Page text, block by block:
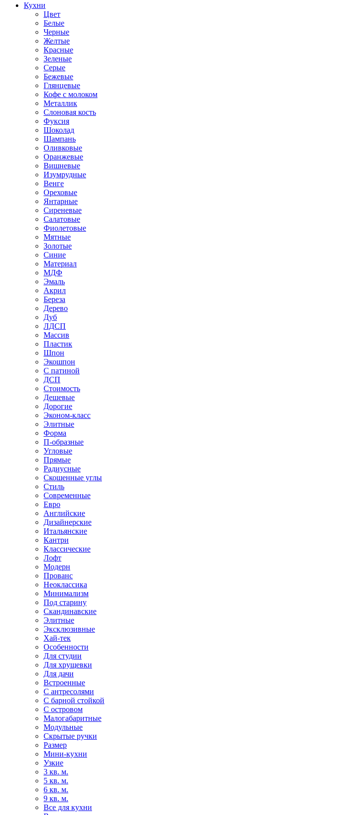
Кухни
Цвет
Белые
Черные
Желтые
Красные
Зеленые
Серые
Бежевые
Глянцевые
Кофе с молоком
Металлик
Слоновая кость
Фуксия
Шоколад
Шампань
Оливковые
Оранжевые
Вишневые
Изумрудные
Венге
Ореховые
Янтарные
Сиреневые
Салатовые
Фиолетовые
Мятные
Золотые
Синие
Материал
МДФ
Эмаль
Акрил
Береза
Дерево
Дуб
ЛДСП
Массив
Пластик
Шпон
Экошпон
С патиной
ДСП
Стоимость
Дешевые
Дорогие
Эконом-класс
Элитные
Форма
П-образные
Угловые
Прямые
Радиусные
Скошенные углы
Стиль
Современные
Евро
Английские
Дизайнерские
Итальянские
Кантри
Классические
Лофт
Модерн
Прованс
Неоклассика
Минимализм
Под старину
Скандинавские
Элитные
Эксклюзивные
Хай-тек
Особенности
Для студии
Для хрущевки
Для дачи
Встроенные
С антресолями
С барной стойкой
С островом
Малогабаритные
Модульные
Скрытые ручки
Размер
Мини-кухни
Узкие
3 кв. м.
5 кв. м.
6 кв. м.
9 кв. м.
Все для кухни